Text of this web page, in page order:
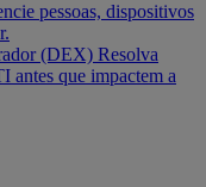
pessoas, dispositivos
(DEX) Resolva
antes que impactem a